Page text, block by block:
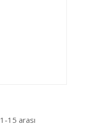
1-15 arası